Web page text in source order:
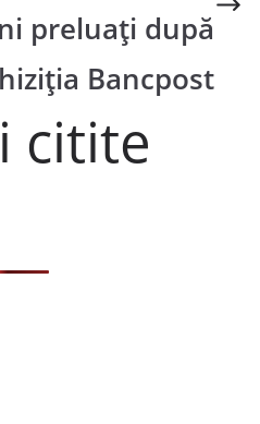
preluați după
Bancpost
citite